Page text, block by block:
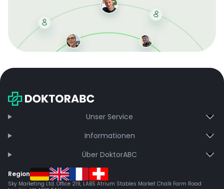
bei jeder Bestellung, erhalten schnelle Lieferung und
Unser Service
Informationen
Über DoktorABC
Region
Sky Marketing Ltd. Office 219, LABS Atrium Stables Market Chalk Farm Road